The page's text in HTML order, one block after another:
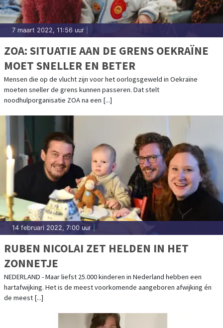
7 maart 2022, 11:56 uur
ZOA: SITUATIE AAN DE GRENS OEKRAÏNE
MOET SNELLER EN BETER
Mensen die op de vlucht zijn voor het oorlogsgeweld in Oekraïne
moeten sneller de grens kunnen passeren. Dat stelt
noodhulporganisatie ZOA na een [...]
14 februari 2022, 7:00 uur
RUBEN NICOLAI ZET HELDEN IN HET
ZONNETJE
NEDERLAND - Maar liefst 25.000 kinderen in Nederland hebben een
hartafwijking. Het is de meest voorkomende aangeboren afwijking én
de meest [...]